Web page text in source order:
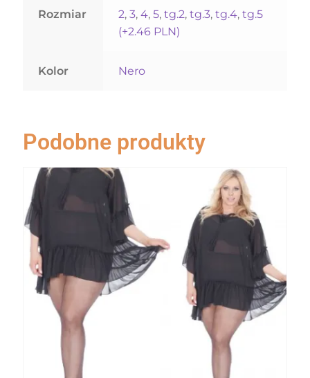
Rozmiar 2,3,4,5,tg.2,tg.3,tg.4,tg.5
(+2.46 PLN)
Kolor Nero
Podobne produkty